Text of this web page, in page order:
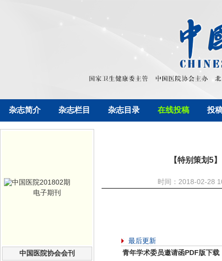
杂志简介 杂志栏目 杂志目录 在线投稿 投
电子期刊
中国医院协会会刊
【特别策划5
时间：2018-02-28
最后更新
青年学术委员邀请函PDF版下载